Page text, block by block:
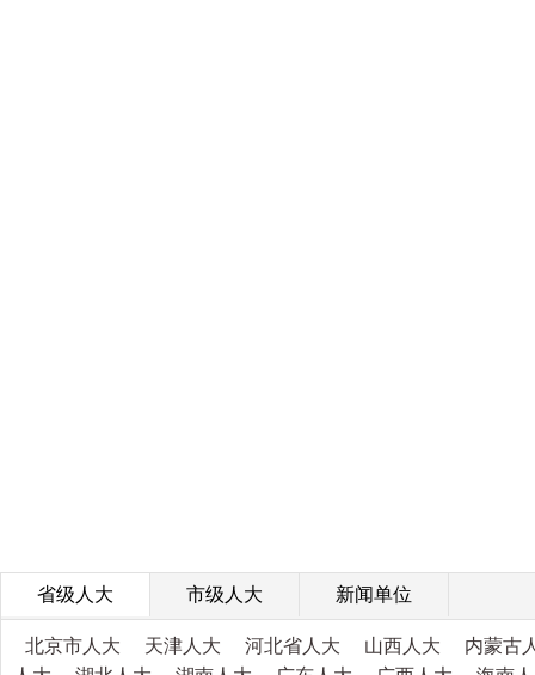
省级人大 市级人大 新闻单位
北京市人大 天津人大 河北省人大 山西人大
内蒙古